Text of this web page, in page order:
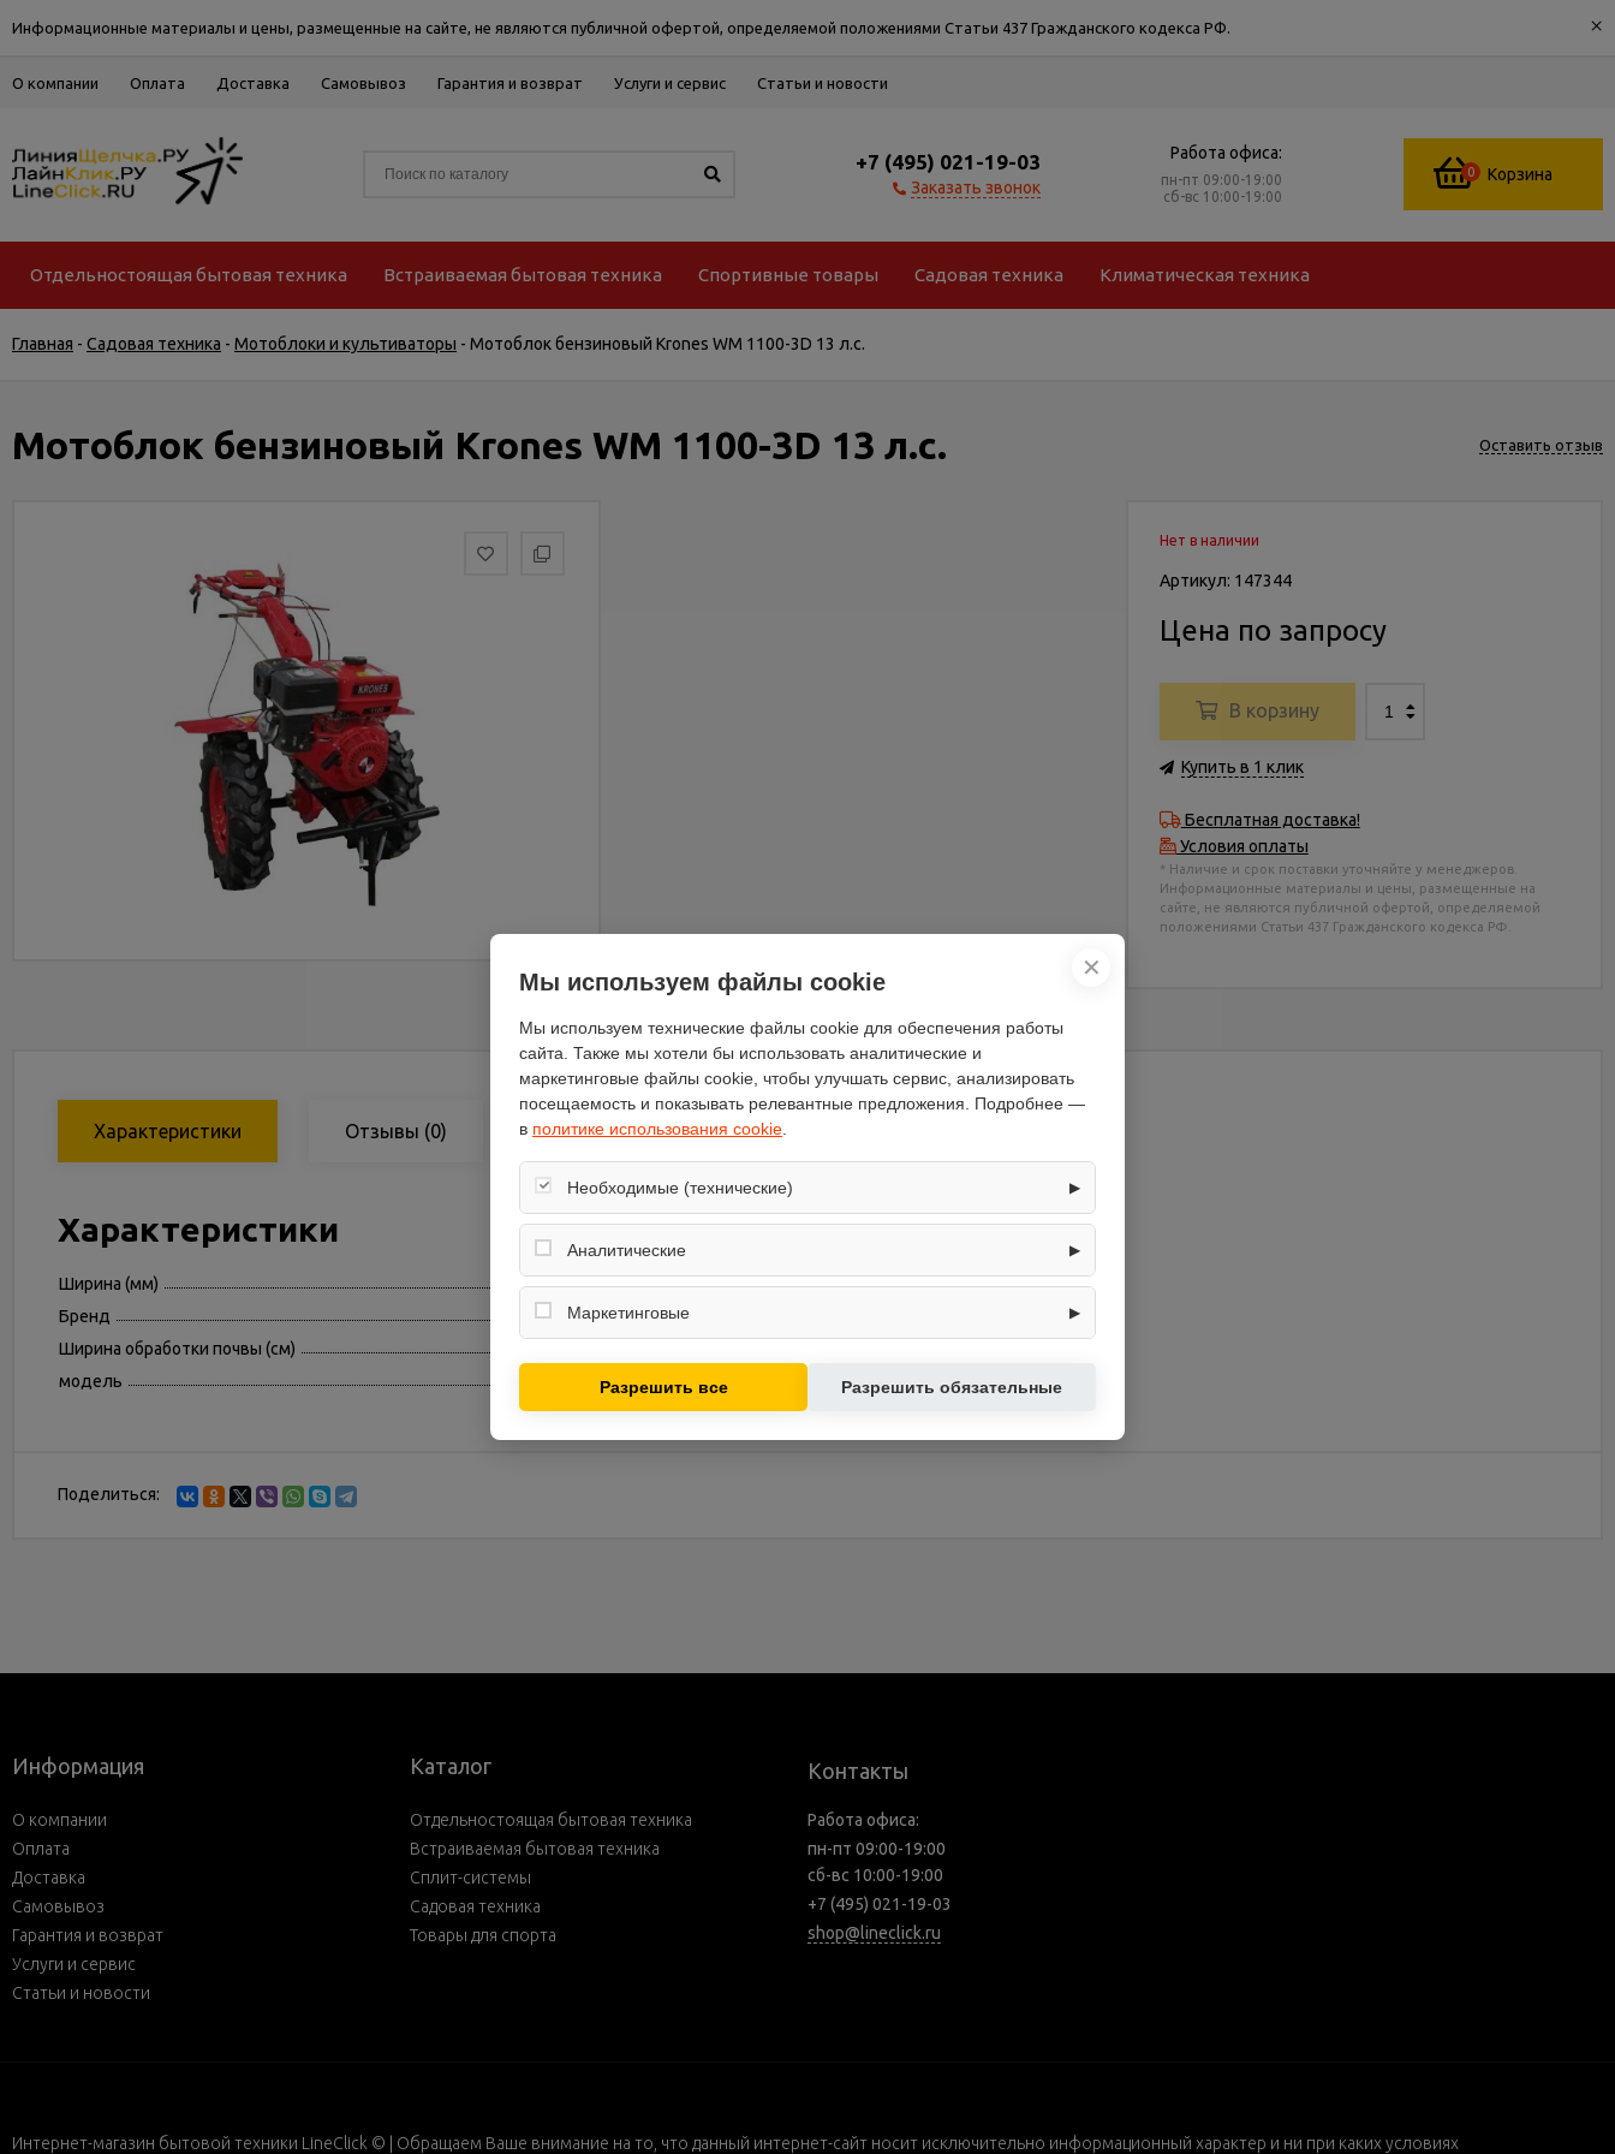
Информационные материалы и цены, размещенные на сайте, не являются публичной офертой, определяемой положениями Статьи 437 Гражданского кодекса РФ. ×
О компании Оплата Доставка Самовывоз Гарантия и возврат Услуги и сервис Статьи и новости
+7 (495) 021-19-03
Заказать звонок
Работа офиса:
пн-пт 09:00-19:00
сб-вс 10:00-19:00
0 Корзина
Отдельностоящая бытовая техника Встраиваемая бытовая техника Спортивные товары Садовая техника Климатическая техника
Главная - Садовая техника - Мотоблоки и культиваторы - Мотоблок бензиновый Krones WM 1100-3D 13 л.с.
Мотоблок бензиновый Krones WM 1100-3D 13 л.с. Оставить отзыв
Нет в наличии
Артикул: 147344
Цена по запросу
В корзину
Купить в 1 клик
Бесплатная доставка!
Условия оплаты
* Наличие и срок поставки уточняйте у менеджеров.
Информационные материалы и цены, размещенные на
сайте, не являются публичной офертой, определяемой
положениями Статьи 437 Гражданского кодекса РФ.
Характеристики Отзывы (0)
Характеристики
Ширина (мм)
570
Бренд
Ширина обработки почвы (см)
модель
WM 1100-3D 13 л.с.
Поделиться:
Информация
О компании
Оплата
Доставка
Самовывоз
Гарантия и возврат
Услуги и сервис
Статьи и новости
Каталог
Отдельностоящая бытовая техника
Встраиваемая бытовая техника
Сплит-системы
Садовая техника
Товары для спорта
Контакты
Работа офиса:
пн-пт 09:00-19:00
сб-вс 10:00-19:00
+7 (495) 021-19-03
shop@lineclick.ru
Интернет-магазин бытовой техники LineClick © | Обращаем Ваше внимание на то, что данный интернет-сайт носит исключительно информационный характер и ни при каких условиях
✕
Мы используем файлы cookie
Мы используем технические файлы cookie для обеспечения работы
сайта. Также мы хотели бы использовать аналитические и
маркетинговые файлы cookie, чтобы улучшать сервис, анализировать
посещаемость и показывать релевантные предложения. Подробнее —
в политике использования cookie
Необходимые (технические) ▶
Обеспечивают корректную работу сайта: оформление заказа, корзина,
вход в личный кабинет. Без них основные функции могут быть
Аналитические ▶
Собирают обезличенную информацию о посещениях и использовании
сайта (например, счётчики аналитики), помогают улучшать интерфейс и
Маркетинговые ▶
Разрешить все Разрешить обязательные